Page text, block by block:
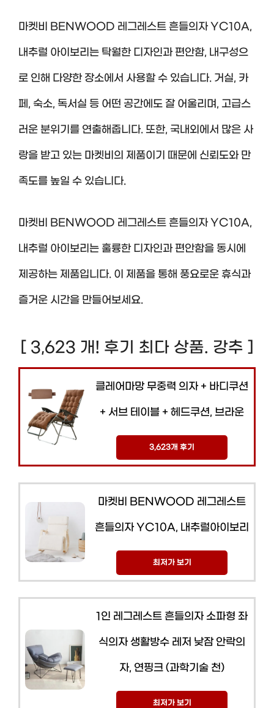
마켓비 BENWOOD 레그레스트 흔들의자 YC10A,
내추럴 아이보리는 탁월한 디자인과 편안함, 내구성으
로 인해 다양한 장소에서 사용할 수 있습니다. 거실, 카
페, 숙소, 독서실 등 어떤 공간에도 잘 어울리며, 고급스
러운 분위기를 연출해줍니다. 또한, 국내외에서 많은 사
랑을 받고 있는 마켓비의 제품이기 때문에 신뢰도와 만
족도를 높일 수 있습니다.
마켓비 BENWOOD 레그레스트 흔들의자 YC10A,
내추럴 아이보리는 훌륭한 디자인과 편안함을 동시에
제공하는 제품입니다. 이 제품을 통해 풍요로운 휴식과
즐거운 시간을 만들어보세요.
[ 3,623 개! 후기 최다 상품. 강추 ]
클레어마망 무중력 의자 + 바디쿠션
+ 서브 테이블 + 헤드쿠션, 브라운
3,623개 후기
마켓비 BENWOOD 레그레스트
흔들의자 YC10A, 내추럴아이보리
최저가 보기
1인 레그레스트 흔들의자 소파형 좌
식의자 생활방수 레저 낮잠 안락의
자, 연핑크 (과학기술 천)
최저가 보기